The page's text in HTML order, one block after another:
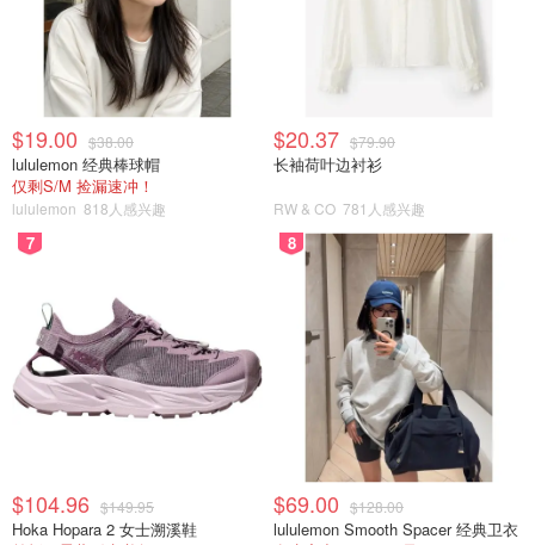
面：一方面，若原油供应受到限制，能源价格上涨将直接推
高通胀；另一方面，若冲突长期拖累全球经济，可能对需求
产生压制，从而对通胀形成下行压力。
目前，油价的快速上涨已经引发市场对汽油价格上升的忧
悉尼最便宜加油站引发排队混乱，车
$19.00 $38.00
lululemon 经典棒球帽
仅剩S/M 捡漏速冲！
lululemon 818人感兴趣
$20.37 $79.90
长袖荷叶边衬衫
RW & CO 781人感兴趣
7
$104.96 $149.95
Hoka Hopara 2 女士溯溪鞋
8
$69.00 $128.00
lululemon Smooth Spacer 经典卫衣